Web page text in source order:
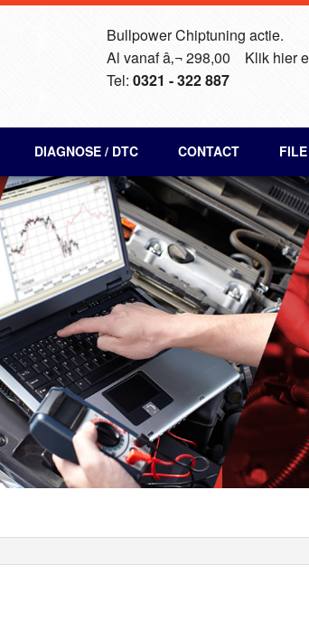
Bullpower Chiptuning actie.
Al vanaf â‚¬ 298,00 Klik hier
Tel: 0321 - 322 887
DIAGNOSE / DTC CONTACT